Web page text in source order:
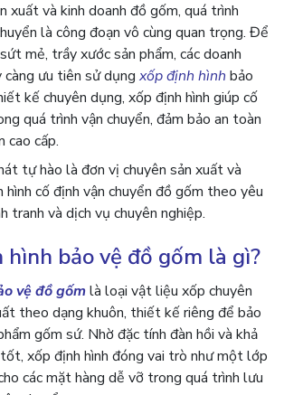
xuất và kinh doanh đồ gốm, quá trình
là công đoạn vô cùng quan trọng. Để
mẻ, trầy xước sản phẩm, các doanh
càng ưu tiên sử dụng xốp định hình bảo
kế chuyên dụng, xốp định hình giúp cố
quá trình vận chuyển, đảm bảo an toàn
cao cấp.
tự hào là đơn vị chuyên sản xuất và
hình cố định vận chuyển đồ gốm theo yêu
tranh và dịch vụ chuyên nghiệp.
hình bảo vệ đồ gốm là gì?
vệ đồ gốmlà loại vật liệu xốp chuyên
theo dạng khuôn, thiết kế riêng để bảo
gốm sứ. Nhờ đặc tính đàn hồi và khả
xốp định hình đóng vai trò như một lớp
các mặt hàng dễ vỡ trong quá trình lưu